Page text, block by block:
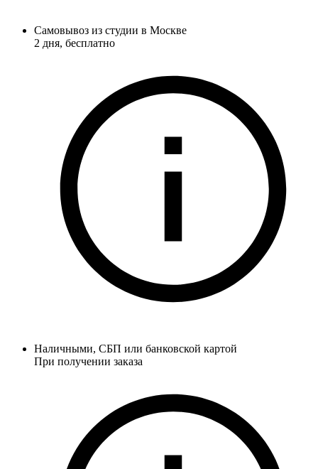
Самовывоз из студии в Москве
2 дня, бесплатно
Наличными, СБП или банковской картой
При получении заказа